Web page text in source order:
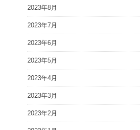
2023年8月
2023年7月
2023年6月
2023年5月
2023年4月
2023年3月
2023年2月